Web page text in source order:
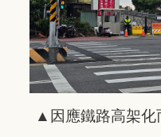
▲因應鐵路高架化